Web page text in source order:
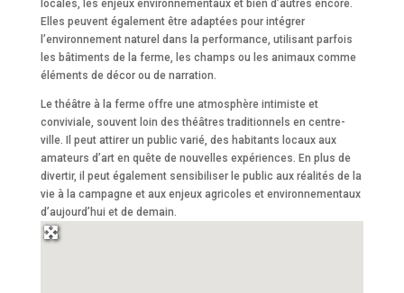
locales, les enjeux environnementaux et bien d’autres encore.
Elles peuvent également être adaptées pour intégrer
l’environnement naturel dans la performance, utilisant parfois
les bâtiments de la ferme, les champs ou les animaux comme
éléments de décor ou de narration.
Le théâtre à la ferme offre une atmosphère intimiste et
conviviale, souvent loin des théâtres traditionnels en centre-
ville. Il peut attirer un public varié, des habitants locaux aux
amateurs d’art en quête de nouvelles expériences. En plus de
divertir, il peut également sensibiliser le public aux réalités de la
vie à la campagne et aux enjeux agricoles et environnementaux
d’aujourd’hui et de demain.